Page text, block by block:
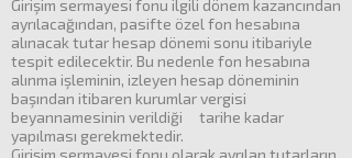
Girişim sermayesi fonu ilgili dönem kazancından
ayrılacağından, pasifte özel fon hesabına
alınacak tutar hesap dönemi sonu itibariyle
tespit edilecektir. Bu nedenle fon hesabına
alınma işleminin, izleyen hesap döneminin
başından itibaren kurumlar vergisi
beyannamesinin verildiği tarihe kadar
yapılması gerekmektedir.
Girişim sermayesi fonu olarak ayrılan tutarların